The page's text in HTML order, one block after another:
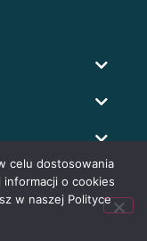
celu dostosowania
o cookies
w naszej Polityce